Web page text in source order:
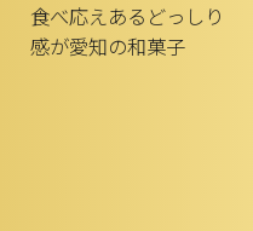
食べ応えあるどっしり
感が愛知の和菓子